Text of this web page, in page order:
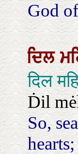
God
ਦਿਲ
दिल
Ḋil
So,